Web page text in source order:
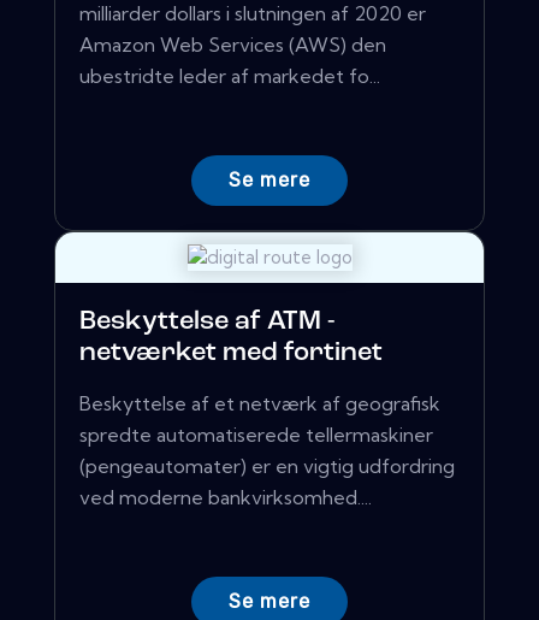
milliarder dollars i slutningen af ​​2020 er
Amazon Web Services (AWS) den
ubestridte leder af markedet fo...
Se mere
Beskyttelse af ATM -
netværket med fortinet
Beskyttelse af et netværk af geografisk
spredte automatiserede tellermaskiner
(pengeautomater) er en vigtig udfordring
ved moderne bankvirksomhed....
Se mere